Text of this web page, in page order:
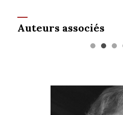
Auteurs associés